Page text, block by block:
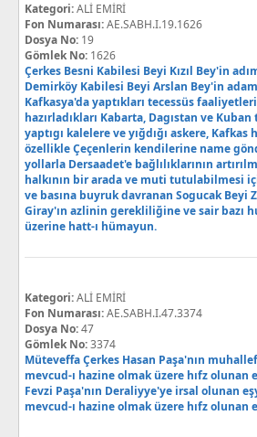
Kategori:ALİ EMİRİ
Fon Numarası:AE.SABH.I.19.1626
Dosya No: 19
Gömlek No: 1626
Çerkes Besni Kabilesi Beyi Kızıl Bey'in
Demirköy Kabilesi Beyi Arslan Bey'in
Kafkasya'da yaptıkları tecessüs
hazırladıkları Kabarta, Dagıstan ve
yaptıgı kalelere ve yığdığı askere, Kafkas
özellikle Çeçenlerin kendilerine name
yollarla Dersaadet'e bağlılıklarının
halkının bir arada ve muti tutulabilmesi
ve basına buyruk davranan Sogucak Beyi
Giray'ın azlinin gerekliliğine ve sair bazı
üzerine hatt-ı hümayun.
Kategori:ALİ EMİRİ
Fon Numarası:AE.SABH.I.47.3374
Dosya No:47
Gömlek No:3374
Müteveffa Çerkes Hasan Paşa'nın
mevcud-ı hazine olmak üzere hıfz olunan
Fevzi Paşa'nın Deraliyye'ye irsal olunan
mevcud-ı hazine olmak üzere hıfz olunan